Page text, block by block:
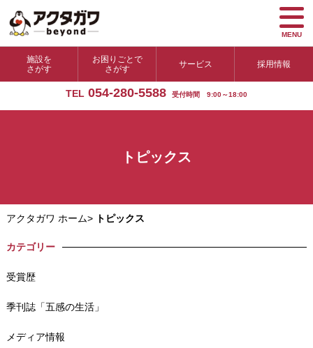
施設を
さがす
お困りごとで
さがす
サービス 採用情報
TEL 054-280-5588 受付時間 9:00～18:00
MENU
トピックス
アクタガワ ホーム> トピックス
カテゴリー
受賞歴
季刊誌「五感の生活」
メディア情報